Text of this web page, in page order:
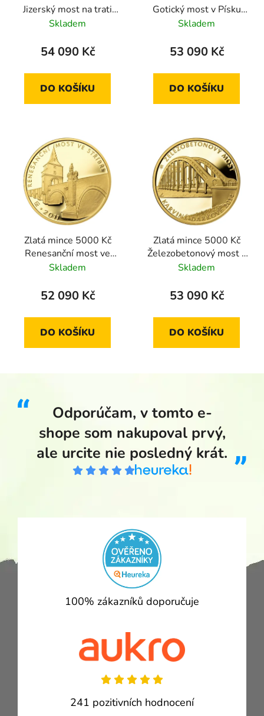
Jizerský most na trati
Tanvald-Harrachov
Skladem
54 090 Kč
DO KOŠÍKU
Gotický most v Písku
2011 standard
Skladem
53 090 Kč
DO KOŠÍKU
Zlatá mince 5000 Kč
Renesanční most ve
Stříbře 2011 proof
Skladem
52 090 Kč
DO KOŠÍKU
Zlatá mince 5000 Kč
Železobetonový most v
Karviné-Darkově 2014
Skladem
53 090 Kč
DO KOŠÍKU
Odporúčam, v tomto e-
shope som nakupoval prvý,
ale urcite nie posledný krát.
100% zákazníků doporučuje
241 pozitivních hodnocení